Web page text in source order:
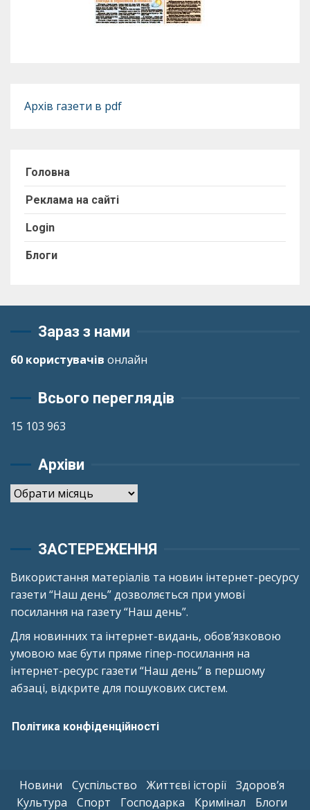
Архів газети в pdf
Головна
Реклама на сайті
Login
Блоги
Зараз з нами
60 користувачів онлайн
Всього переглядів
15 103 963
Архіви
Архіви
ЗАСТЕРЕЖЕННЯ
Використання матеріалів та новин інтернет-ресурсу
газети “Наш день” дозволяється при умові
посилання на газету “Наш день”.
Для новинних та інтернет-видань, обов’язковою
умовою має бути пряме гіпер-посилання на
інтернет-ресурс газети “Наш день” в першому
абзаці, відкрите для пошукових систем.
Політика конфіденційності
Новини Суспільство Життєві історії
Здоров’я
Культура
Спорт Господарка Кримінал Блоги